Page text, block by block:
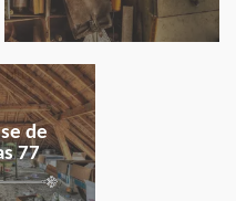
de
77
plus